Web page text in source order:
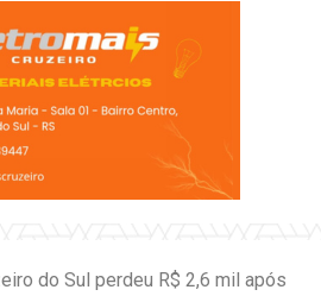
do Sul perdeu R$ 2,6 mil após